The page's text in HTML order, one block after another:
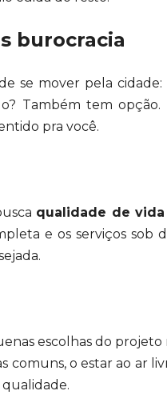
burocracia
se mover pela
Também tem
pra você.
qualidade de vida
e os serviços sob
escolhas do
comuns, o estar ao ar